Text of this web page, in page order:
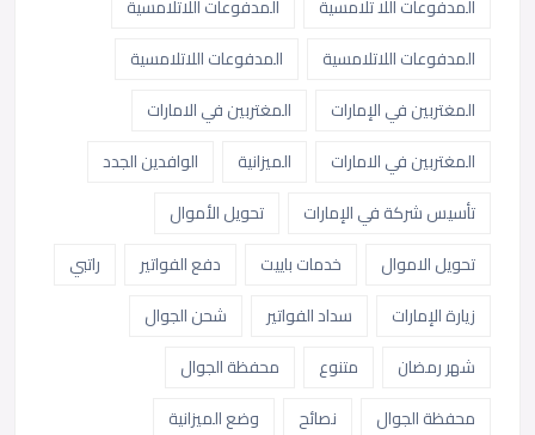
المدفوعات اللا تلامسية
المدفوعات اللاتلامسية
المدفوعات اللاتلامسية
المدفوعات اللاتلامسية
المغتربين في الإمارات
المغتربين في الامارات
المغتربين في الامارات
الميزانية
الوافدين الجدد
تأسيس شركة في الإمارات
تحويل الأموال
تحويل الاموال
خدمات باييت دفع الفواتير
راتبي
زيارة الإمارات
سداد الفواتير
شحن الجوال
شهر رمضان
متنوع
محفظة الجوال
محفظة الجوال
نصائح وضع الميزانية